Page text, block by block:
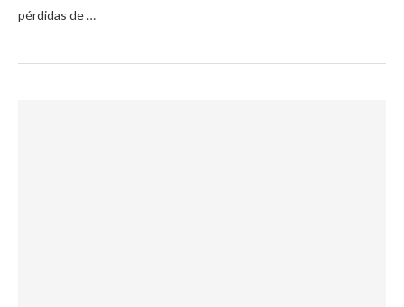
pérdidas de …